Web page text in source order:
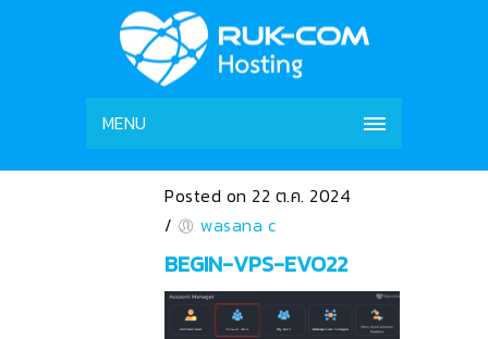
MENU
Posted on 22 ต.ค. 2024
/
wasana c
BEGIN-VPS-EVO22